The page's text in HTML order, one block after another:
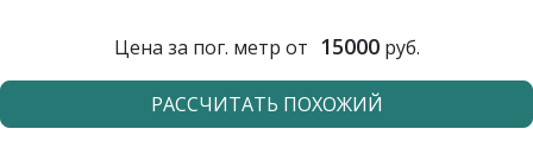
Цена за пог. метр от 15000руб.
РАССЧИТАТЬ ПОХОЖИЙ